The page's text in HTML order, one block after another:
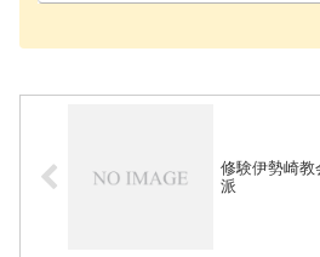
修験伊勢崎教
派